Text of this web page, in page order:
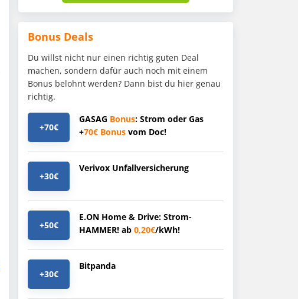
Bonus Deals
Du willst nicht nur einen richtig guten Deal
machen, sondern dafür auch noch mit einem
Bonus belohnt werden? Dann bist du hier genau
richtig.
+70€
GASAG Bonus: Strom oder Gas
+70€ Bonus vom Doc!
+30€
Verivox Unfallversicherung
+50€
E.ON Home & Drive: Strom-
HAMMER! ab 0,20€/kWh!
+30€
Bitpanda